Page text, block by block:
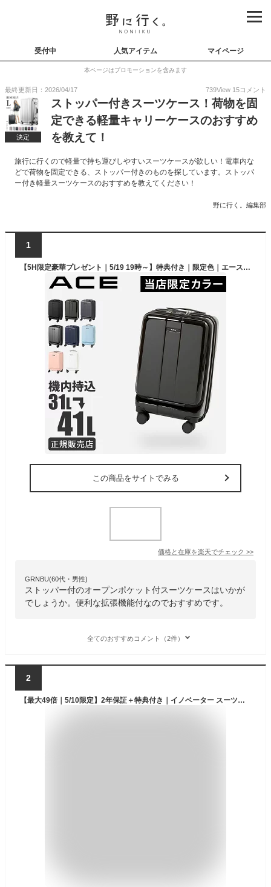
受付中 人気アイテム マイページ
本ページはプロモーションを含みます
最終更新日：2026/04/17 739View 15コメント
決定
ストッパー付きスーツケース！荷物を固
定できる軽量キャリーケースのおすすめ
を教えて！
旅行に行くので軽量で持ち運びしやすいスーツケースが欲しい！電車内な
どで荷物を固定できる、ストッパー付きのものを探しています。ストッパ
ー付き軽量スーツケースのおすすめを教えてください！
野に行く。編集部
1
【5H限定豪華プレゼント｜5/19 19時～】特典付き｜限定色｜エース スーツケース 機内持ち込み Sサイズ SS 31L/41L フロントオープン 前開き ストッパー付き 拡張機能付き 軽量 フォールズ ACE 06905 キャリーケース キャリーバッグ gotr
この商品をサイトでみる
価格と在庫を楽天でチェック >>
GRNBU(60代・男性)
ストッパー付のオープンポケット付スーツケースはいかが
でしょうか。便利な拡張機能付なのでおすすめです。
全てのおすすめコメント（2件）
2
【最大49倍｜5/10限定】2年保証＋特典付き｜イノベーター スーツケース 機内持ち込み Sサイズ SS 38L フロントオープン 前開き ストッパー付き 軽量 小さめ INNOVATOR INV50 キャリーケース キャリーバッグ